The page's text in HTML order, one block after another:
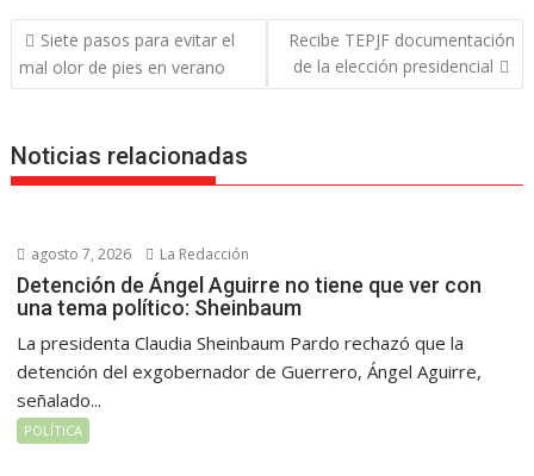
Navegación
de
entradas
Siete pasos para evitar el
mal olor de pies en verano
Recibe TEPJF documentación
de la elección presidencial
Noticias relacionadas
agosto 7, 2026 La Redacción
Detención de Ángel Aguirre no tiene que ver con
una tema político: Sheinbaum
La presidenta Claudia Sheinbaum Pardo rechazó que la
detención del exgobernador de Guerrero, Ángel Aguirre,
señalado...
POLÍTICA